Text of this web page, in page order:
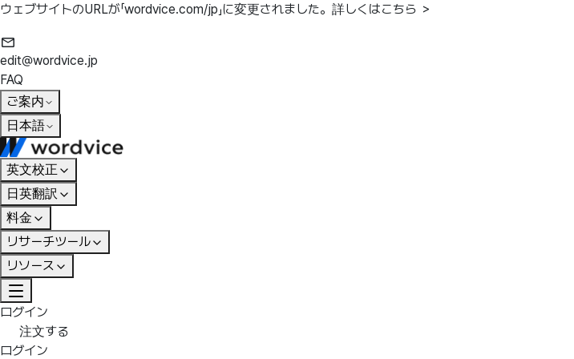
ウェブサイトのURLが「wordvice.com/jp」に変更されました。 詳しくはこちら ＞
edit@wordvice.jp
FAQ
ご案内
日本語
英文校正
日英翻訳
料金
リサーチツール
リソース
ログイン
注文する
ログイン